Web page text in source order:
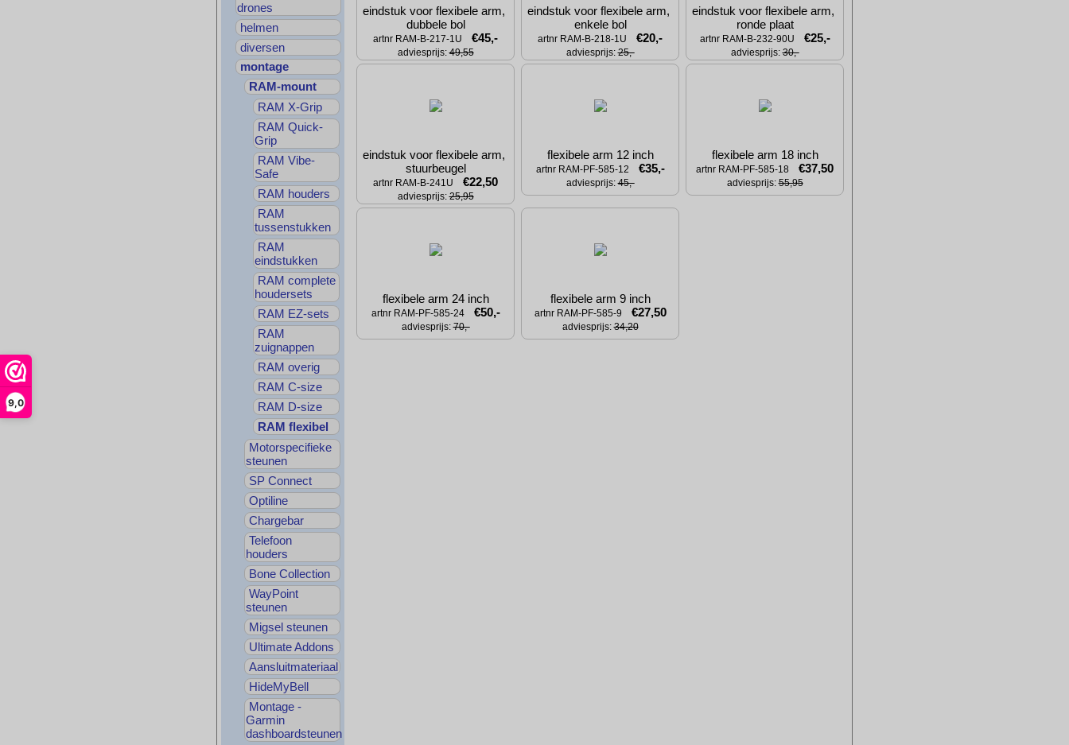
9,0
drones
helmen
diversen
montage
RAM-mount
RAM X-Grip
RAM Quick-
Grip
RAM Vibe-
Safe
RAM houders
RAM
tussenstukken
RAM
eindstukken
RAM complete
houdersets
RAM EZ-sets
RAM
zuignappen
RAM overig
RAM C-size
RAM D-size
RAM flexibel
Motorspecifieke
steunen
SP Connect
Optiline
Chargebar
Telefoon
houders
Bone Collection
WayPoint
steunen
Migsel steunen
Ultimate Addons
Aansluitmateriaal
HideMyBell
Montage -
Garmin
dashboardsteunen
eindstuk voor flexibele arm,
dubbele bol
artnr RAM-B-217-1U €45,-
adviesprijs: 49,55
eindstuk voor flexibele arm,
enkele bol
artnr RAM-B-218-1U €20,-
adviesprijs: 25,-
eindstuk voor flexibele arm,
ronde plaat
artnr RAM-B-232-90U €25,-
adviesprijs: 30,-
eindstuk voor flexibele arm,
stuurbeugel
artnr RAM-B-241U €22,50
adviesprijs: 25,95
flexibele arm 12 inch
artnr RAM-PF-585-12 €35,-
adviesprijs: 45,-
flexibele arm 18 inch
artnr RAM-PF-585-18 €37,50
adviesprijs: 55,95
flexibele arm 24 inch
artnr RAM-PF-585-24 €50,-
adviesprijs: 70,-
flexibele arm 9 inch
artnr RAM-PF-585-9 €27,50
adviesprijs: 34,20